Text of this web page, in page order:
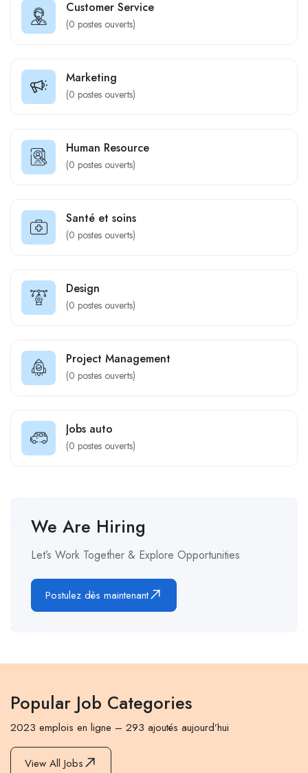
Customer Service
(0 postes ouverts)
Marketing
(0 postes ouverts)
Human Resource
(0 postes ouverts)
Santé et soins
(0 postes ouverts)
Design
(0 postes ouverts)
Project Management
(0 postes ouverts)
Jobs auto
(0 postes ouverts)
We Are Hiring
Let’s Work Together & Explore Opportunities
Postulez dès maintenant
Popular Job Categories
2023 emplois en ligne – 293 ajoutés aujourd’hui
View All Jobs